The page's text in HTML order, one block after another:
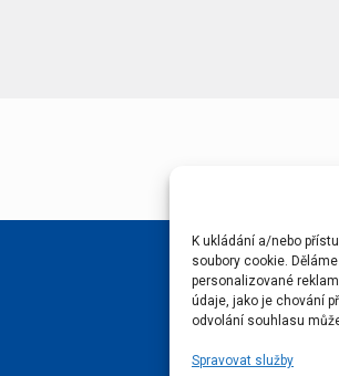
K ukládání a/nebo
soubory cookie.
personalizované
údaje, jako je chování
odvolání souhlasu
Spravovat služby